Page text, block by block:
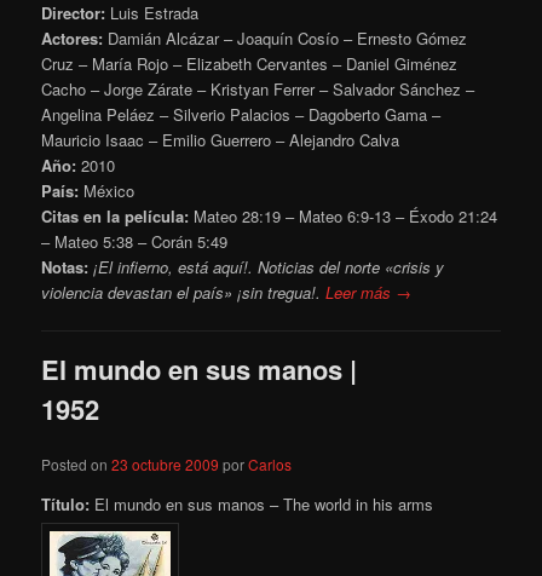
Director: Luis Estrada
Actores: Damián Alcázar – Joaquín Cosío – Ernesto Gómez
Cruz – María Rojo – Elizabeth Cervantes – Daniel Giménez
Cacho – Jorge Zárate – Kristyan Ferrer – Salvador Sánchez –
Angelina Peláez – Silverio Palacios – Dagoberto Gama –
Mauricio Isaac – Emilio Guerrero – Alejandro Calva
Año: 2010
País: México
Citas en la película: Mateo 28:19 – Mateo 6:9-13 – Éxodo 21:24
– Mateo 5:38 – Corán 5:49
Notas: ¡El infierno, está aquí!. Noticias del norte «crisis y
violencia devastan el país» ¡sin tregua!.Leer más →
El mundo en sus manos |
1952
Posted on23 octubre 2009 porCarlos
Título: El mundo en sus manos – The world in his arms